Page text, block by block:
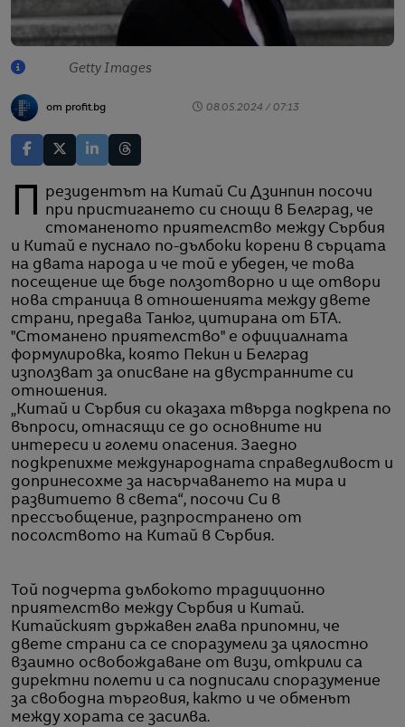
Getty Images
от profit.bg 08.05.2024 / 07:13
Президентът на Китай Си Дзинпин посочи
при пристигането си снощи в Белград, че
стоманеното приятелство между Сърбия
и Китай е пуснало по-дълбоки корени в сърцата
на двата народа и че той е убеден, че това
посещение ще бъде ползотворно и ще отвори
нова страница в отношенията между двете
страни, предава Танюг, цитирана от БТА.
"Стоманено приятелство" е официалната
формулировка, която Пекин и Белград
използват за описване на двустранните си
отношения.
„Китай и Сърбия си оказаха твърда подкрепа по
въпроси, отнасящи се до основните ни
интереси и големи опасения. Заедно
подкрепихме международната справедливост и
допринесохме за насърчаването на мира и
развитието в света“, посочи Си в
прессъобщение, разпространено от
посолството на Китай в Сърбия.
Той подчерта дълбокото традиционно
приятелство между Сърбия и Китай.
Китайският държавен глава припомни, че
двете страни са се споразумели за цялостно
взаимно освобождаване от визи, открили са
директни полети и са подписали споразумение
за свободна търговия, както и че обменът
между хората се засилва.